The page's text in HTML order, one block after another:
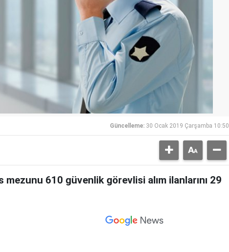
Güncelleme: 30 Ocak 2019 Çarşamba 10:50
mezunu 610 güvenlik görevlisi alım ilanlarını 29